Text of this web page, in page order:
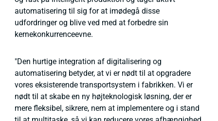
automatisering til sig for at imødegå disse
udfordringer og blive ved med at forbedre sin
kernekonkurrenceevne.
"Den hurtige integration af digitalisering og
automatisering betyder, at vi er nødt til at opgradere
vores eksisterende transportsystem i fabrikken. Vi er
nødt til at skabe en ny højteknologisk løsning, der er
mere fleksibel, sikrere, nem at implementere og i stand